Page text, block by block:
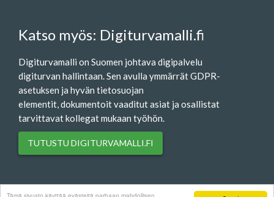
Katso myös: Digiturvamalli.fi
Digiturvamalli on Suomen johtava digipalvelu
digiturvan hallintaan. Sen avulla ymmärrät GDPR-
asetuksen ja hyvän tietosuojan
elementit, dokumentoit vaaditut asiat ja osallistat
tarvittavat kollegat mukaan työhön.
TUTUSTU DIGITURVAMALLI.FI